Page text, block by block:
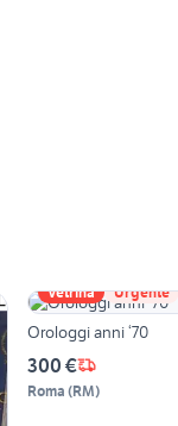
Vetrina Urgente
Orologgi anni ‘70
300 €
Roma (RM)